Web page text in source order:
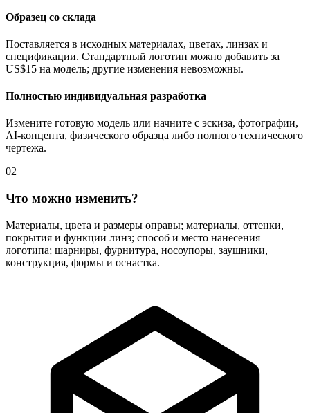
Образец со склада
Поставляется в исходных материалах, цветах, линзах и
спецификации. Стандартный логотип можно добавить за
US$15 на модель; другие изменения невозможны.
Полностью индивидуальная разработка
Измените готовую модель или начните с эскиза, фотографии,
AI-концепта, физического образца либо полного технического
чертежа.
02
Что можно изменить?
Материалы, цвета и размеры оправы; материалы, оттенки,
покрытия и функции линз; способ и место нанесения
логотипа; шарниры, фурнитура, носоупоры, заушники,
конструкция, формы и оснастка.